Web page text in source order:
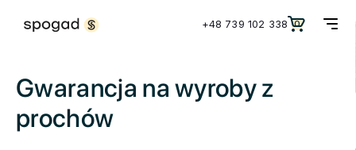
+48 739 102 338 0
Gwarancja na wyroby z
prochów